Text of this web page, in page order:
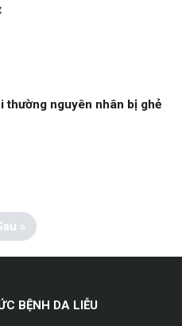
thường nguyên nhân bị ghẻ
»
BỆNH DA LIỄU